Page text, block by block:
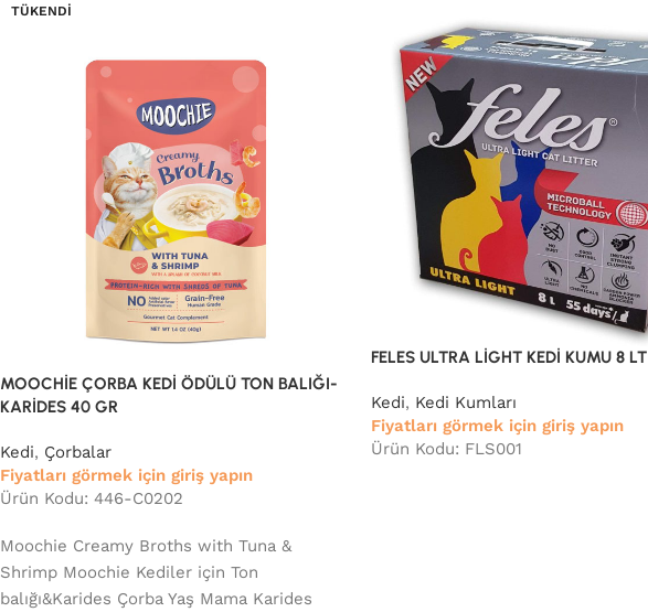
TÜKENDI
MOOCHİE ÇORBA KEDİ ÖDÜLÜ TON BALIĞI-
KARİDES 40 GR
Kedi, Çorbalar
Fiyatları görmek için giriş yapın
Ürün Kodu: 446-C0202
Moochie Creamy Broths with Tuna &
Shrimp Moochie Kediler için Ton
balığı&Karides Çorba Yaş Mama Karides
FELES ULTRA LİGHT KEDİ KUMU 8 LT
Kedi, Kedi Kumları
Fiyatları görmek için giriş yapın
Ürün Kodu: FLS001